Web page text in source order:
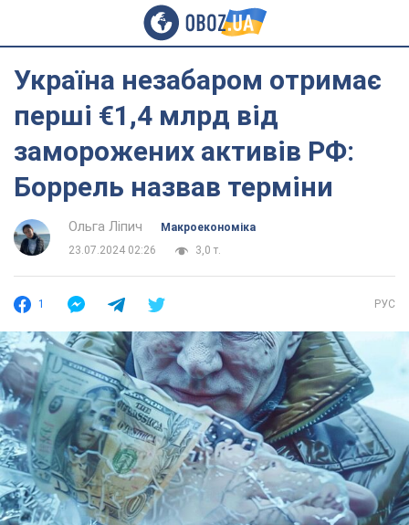
Україна незабаром отримає
перші €1,4 млрд від
заморожених активів РФ:
Боррель назвав терміни
Ольга Ліпич
Mакроекономіка
23.07.2024 02:26
3,0 т.
1 РУС